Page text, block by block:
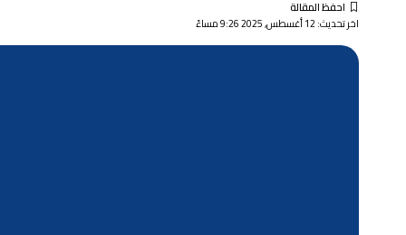
اخر تحديث: 12 أغسطس, 2025 9:26 مساءً